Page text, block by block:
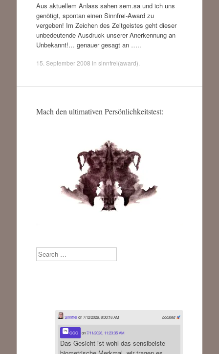
Aus aktuellem Anlass sahen sem.sa und ich uns
genötigt, spontan einen Sinnfrei-Award zu
vergeben! Im Zeichen des Zeitgeistes geht dieser
unbedeutende Ausdruck unserer Anerkennung an
Unbekannt!… genauer gesagt an …..
15. September 2008 in sinnfrei(award)
Mach den ultimativen Persönlichkeitstest:
Search
boosted
Sinnfreion 7/12/2026, 8:00:18 AM
CCC on7/11/2026, 11:23:35 AM
Das Gesicht ist wohl das sensibelste